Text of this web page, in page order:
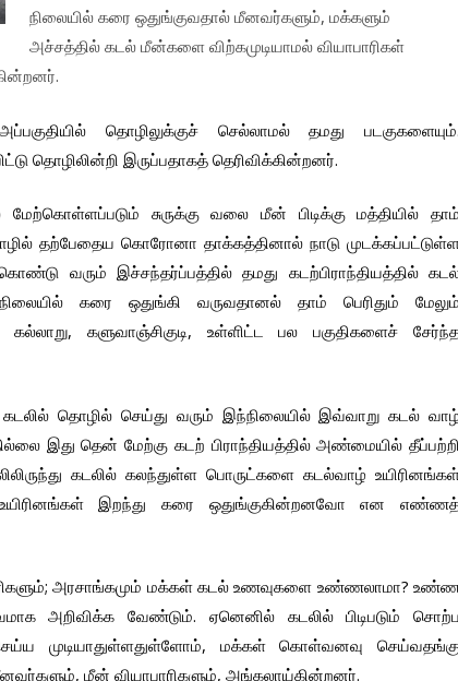
நிலையில் கரை ஒதுங்குவதால் மீனவர்களும், மக்களும்
அச்சத்தில் கடல் மீன்களை விற்கமுடியாமல் வியாபாரிகள்
.
அப்பகுதியில் தொழிலுக்குச் செல்லாமல் தமது படகுகளையும்.
தொழிலின்றி இருப்பதாகத் தெரிவிக்கின்றனர்.
மேற்கொள்ளப்படும் சுருக்கு வலை மீன் பிடிக்கு மத்தியில்
தாம்
தற்பேதைய கொரோனா தாக்கத்தினால் நாடு
வரும் இச்சந்தர்ப்பத்தில் தமது கடற்பிராந்தியத்தில்
நிலையில் கரை ஒதுங்கி வருவதானல் தாம் பெரிதும்
மேலும்
கல்லாறு, களுவாஞ்சிகுடி, உள்ளிட்ட பல பகுதிகளைச்
கடலில் தொழில் செய்து வரும் இந்நிலையில் இவ்வாறு கடல் வாழ்
இது தென் மேற்கு கடற் பிராந்தியத்தில் அண்மையில் தீப்பற்றி
கடலில் கலந்துள்ள பொருட்களை கடல்வாழ்
உயிரினங்கள் இறந்து கரை ஒதுங்குகின்றனவோ என
;அரசாங்கமும் மக்கள் கடல் உணவுகளை உண்ணலாமா?
அறிவிக்க வேண்டும். ஏனெனில் கடலில் பிடிபடும்
சொற்ப
முடியாதுள்ளதுள்ளோம், மக்கள் கொள்வனவு
, மீன் வியாபாரிகளும், அங்கலாய்கின்றனர்.